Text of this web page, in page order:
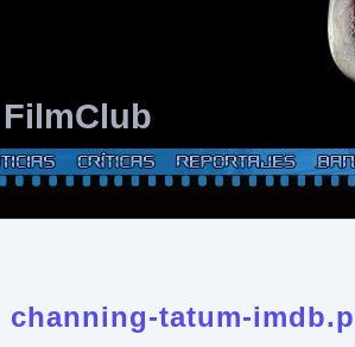
FilmClub
channing-tatum-